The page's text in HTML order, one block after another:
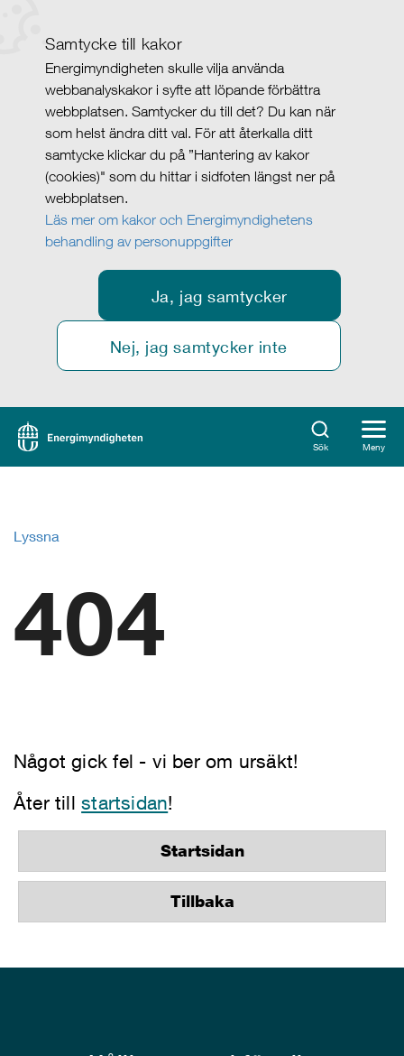
Samtycke till kakor
Energimyndigheten skulle vilja använda
webbanalyskakor i syfte att löpande förbättra
webbplatsen. Samtycker du till det? Du kan när
som helst ändra ditt val. För att återkalla ditt
samtycke klickar du på ”Hantering av kakor
(cookies)" som du hittar i sidfoten längst ner på
webbplatsen.
Läs mer om kakor och Energimyndighetens
behandling av personuppgifter
Ja, jag samtycker
Nej, jag samtycker inte
Sök Meny
Lyssna
404
Något gick fel - vi ber om ursäkt!
Åter tillstartsidan!
Startsidan
Tillbaka